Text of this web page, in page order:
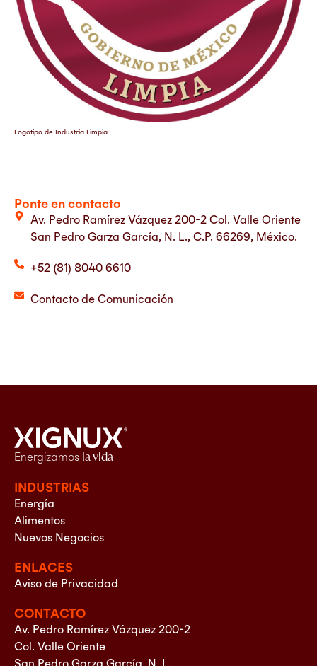
Logotipo de Industria Limpia
Ponte en contacto
Av. Pedro Ramírez Vázquez 200-2 Col. Valle Oriente
San Pedro Garza García, N. L., C.P. 66269, México.
+52 (81) 8040 6610
Contacto de Comunicación
Energizamos la vida
INDUSTRIAS
Energía
Alimentos
Nuevos Negocios
ENLACES
Aviso de Privacidad
CONTACTO
Av. Pedro Ramírez Vázquez 200-2
Col. Valle Oriente
San Pedro Garza García, N. L.